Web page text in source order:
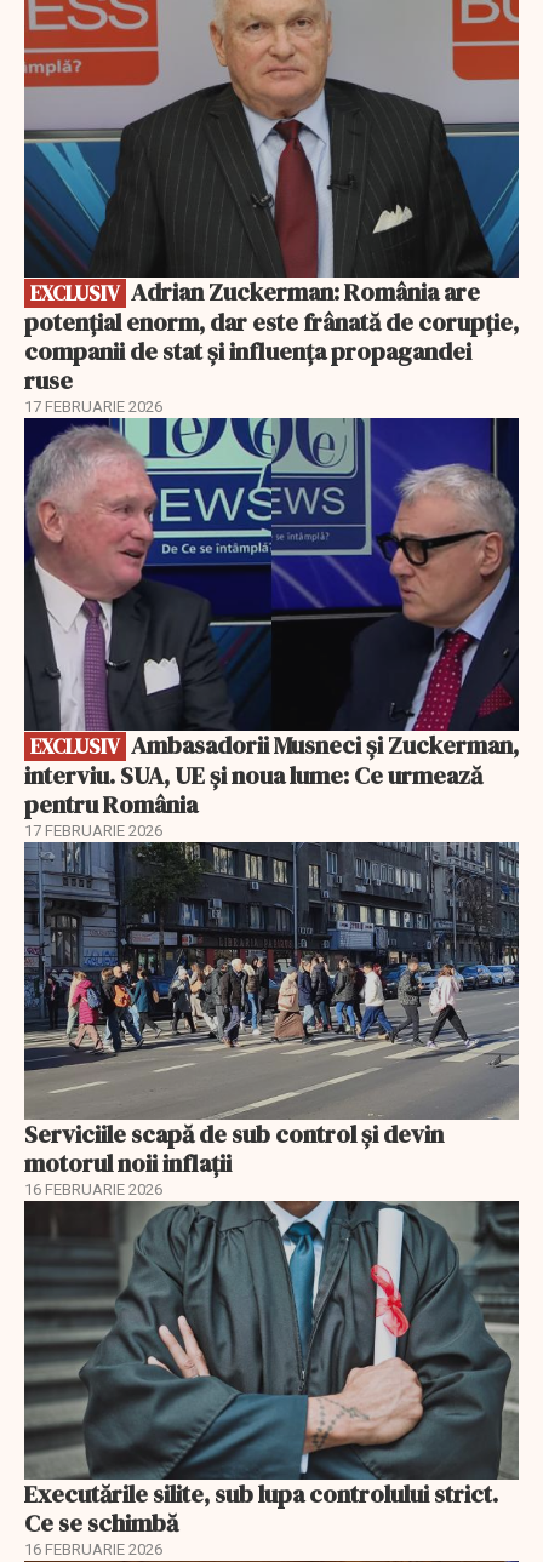
EXCLUSIV
potențial enorm, dar este frânată de corupție,
companii de stat și influența propagandei
ruse
17 FEBRUARIE 2026
EXCLUSIV
EXCLUSIV
interviu. SUA, UE și noua lume: Ce urmează
pentru România
17 FEBRUARIE 2026
Serviciile scapă de sub control și devin
motorul noii inflații
16 FEBRUARIE 2026
Executările silite, sub lupa controlului strict.
Ce se schimbă
16 FEBRUARIE 2026